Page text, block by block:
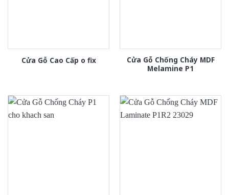
Cửa Gỗ Cao Cấp o fix
Cửa Gỗ Chống Cháy MDF
Melamine P1